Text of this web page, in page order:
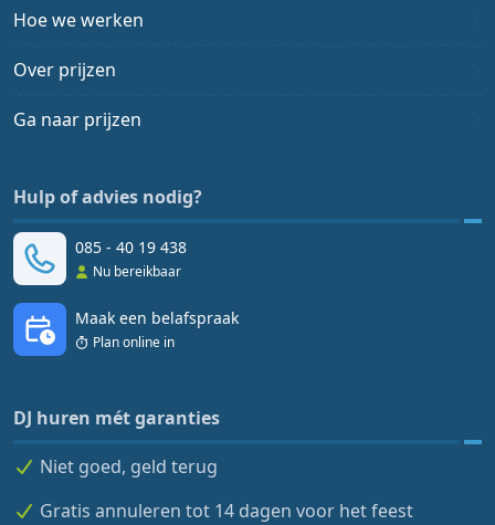
Hoe we werken
Over prijzen
Ga naar prijzen
Hulp of advies nodig?
085 - 40 19 438
Nu bereikbaar
Maak een belafspraak
Plan online in
DJ huren mét garanties
Niet goed, geld terug
Gratis annuleren tot 14 dagen voor het feest